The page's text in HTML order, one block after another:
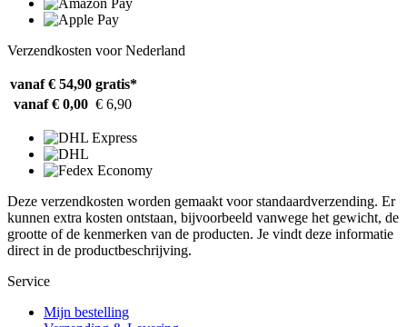
Verzendkosten voor Nederland
vanaf € 54,90 gratis*
vanaf € 0,00 € 6,90
Deze verzendkosten worden gemaakt voor standaardverzending. Er
kunnen extra kosten ontstaan, bijvoorbeeld vanwege het gewicht, de
grootte of de kenmerken van de producten. Je vindt deze informatie
direct in de productbeschrijving.
Service
Mijn bestelling